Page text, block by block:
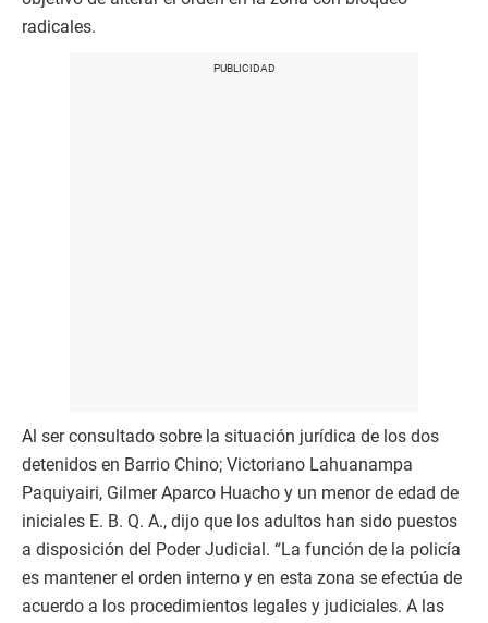
radicales.
Al ser consultado sobre la situación jurídica de los dos
detenidos en Barrio Chino; Victoriano Lahuanampa
Paquiyairi, Gilmer Aparco Huacho y un menor de edad de
iniciales E. B. Q. A., dijo que los adultos han sido puestos
a disposición del Poder Judicial. “La función de la policía
es mantener el orden interno y en esta zona se efectúa de
acuerdo a los procedimientos legales y judiciales. A las